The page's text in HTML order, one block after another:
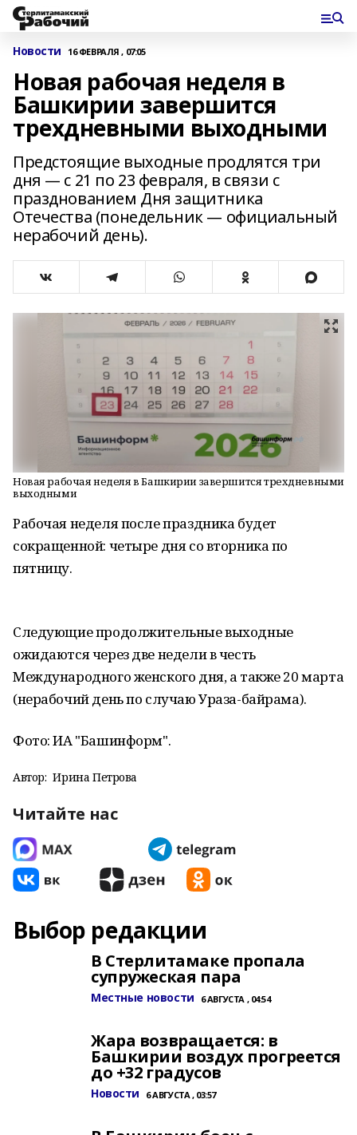
Новости 16 ФЕВРАЛЯ , 07:05
Новая рабочая неделя в
Башкирии завершится
трехдневными выходными
Предстоящие выходные продлятся три
дня — с 21 по 23 февраля, в связи с
празднованием Дня защитника
Отечества (понедельник — официальный
нерабочий день).
Новая рабочая неделя в Башкирии завершится трехдневными
выходными
Рабочая неделя после праздника будет
сокращенной: четыре дня со вторника по
пятницу.
Следующие продолжительные выходные
ожидаются через две недели в честь
Международного женского дня, а также 20 марта
(нерабочий день по случаю Ураза-байрама).
Фото: ИА "Башинформ".
Автор: Ирина Петрова
Читайте нас
Выбор редакции
В Стерлитамаке пропала
супружеская пара
Местные новости 6 АВГУСТА , 04:54
Жара возвращается: в
Башкирии воздух прогреется
до +32 градусов
Новости 6 АВГУСТА , 03:57